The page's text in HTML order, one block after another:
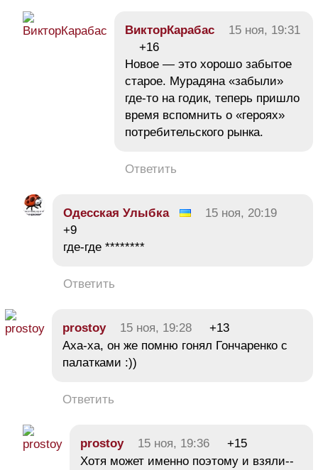
ВикторКарабас
15 ноя, 19:31
+16
Новое — это хорошо забытое
старое. Мурадяна «забыли»
где-то на годик, теперь пришло
время вспомнить о «героях»
потребительского рынка.
Ответить
Одесская Улыбка
15 ноя, 20:19
+9
где-где ********
Ответить
prostoy 15 ноя, 19:28
+13
Аха-ха, он же помню гонял Гончаренко с
палатками :))
Ответить
prostoy 15 ноя, 19:36
+15
Хотя может именно поэтому и взяли--